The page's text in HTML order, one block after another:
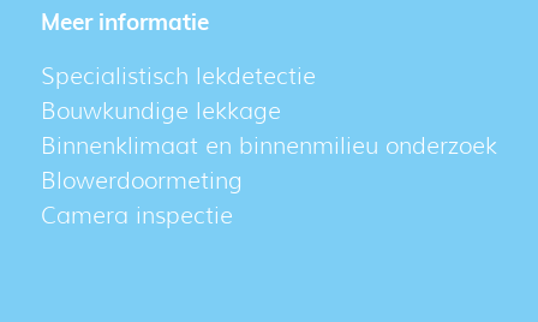
Meer informatie
Specialistisch lekdetectie
Bouwkundige lekkage
Binnenklimaat en binnenmilieu onderzoek
Blowerdoormeting
Camera inspectie